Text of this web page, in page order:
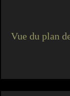
Vue du plan